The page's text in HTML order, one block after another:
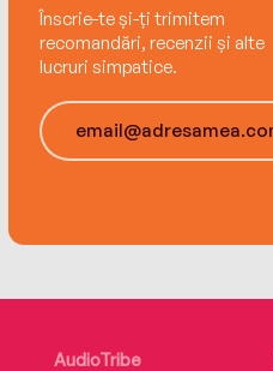
Înscrie-te și-ți trimitem
recomandări, recenzii și alte
lucruri simpatice.
AudioTribe